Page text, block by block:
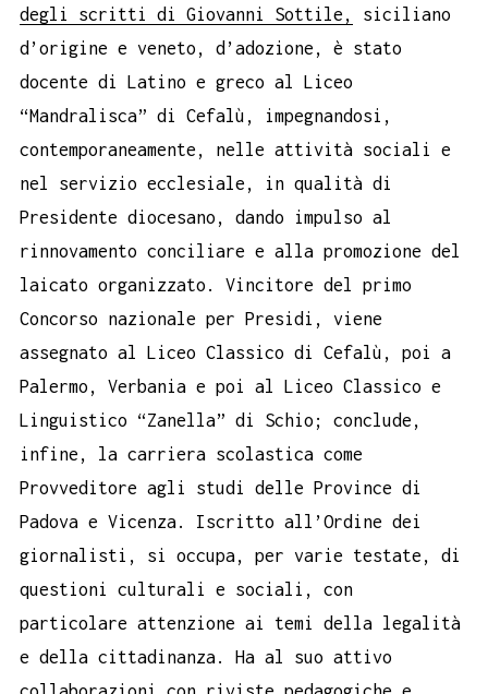
degli scritti di Giovanni Sottile,
siciliano
d’origine e veneto, d’adozione, è stato
docente di Latino e greco al Liceo
“Mandralisca” di Cefalù, impegnandosi,
contemporaneamente, nelle attività sociali e
nel servizio ecclesiale, in qualità di
Presidente diocesano, dando impulso al
rinnovamento conciliare e alla promozione del
laicato organizzato. Vincitore del primo
Concorso nazionale per Presidi, viene
assegnato al Liceo Classico di Cefalù, poi a
Palermo, Verbania e poi al Liceo Classico e
Linguistico “Zanella” di Schio; conclude,
infine, la carriera scolastica come
Provveditore agli studi delle Province di
Padova e Vicenza. Iscritto all’Ordine dei
giornalisti, si occupa, per varie testate, di
questioni culturali e sociali, con
particolare attenzione ai temi della legalità
e della cittadinanza. Ha al suo attivo